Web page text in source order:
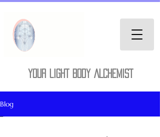
YOUR LIGHT BODY ALCHEMIST
Blog